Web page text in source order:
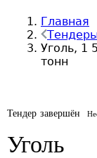
Главная
Уголь, 1
тонн
Тендер завершён
Уголь